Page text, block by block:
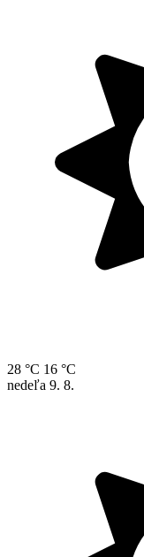
28 °C 16 °C
nedeľa 9. 8.